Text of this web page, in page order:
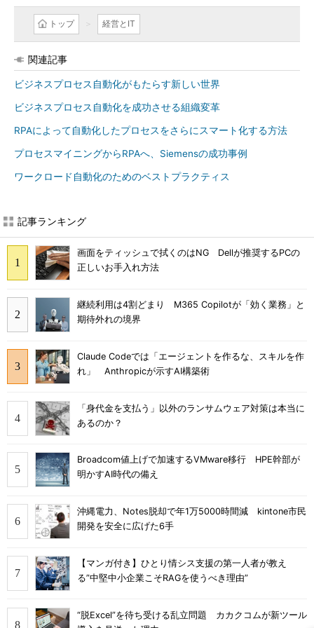
トップ 経営とIT
関連記事
ビジネスプロセス自動化がもたらす新しい世界
ビジネスプロセス自動化を成功させる組織変革
RPAによって自動化したプロセスをさらにスマート化する方法
プロセスマイニングからRPAへ、Siemensの成功事例
ワークロード自動化のためのベストプラクティス
記事ランキング
画面をティッシュで拭くのはNG Dellが推奨するPCの
正しいお手入れ方法
継続利用は4割どまり M365 Copilotが「効く業務」と
期待外れの境界
Claude Codeでは「エージェントを作るな、スキルを作
れ」 Anthropicが示すAI構築術
「身代金を支払う」以外のランサムウェア対策は本当に
あるのか？
Broadcom値上げで加速するVMware移行 HPE幹部が
明かすAI時代の備え
沖縄電力、Notes脱却で年1万5000時間減 kintone市民
開発を安全に広げた6手
【マンガ付き】ひとり情シス支援の第一人者が教え
る”中堅中小企業こそRAGを使うべき理由”
“脱Excel”を待ち受ける乱立問題 カカクコムが新ツール